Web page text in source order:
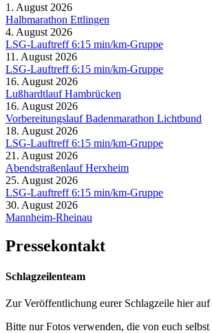
1. August 2026
Halbmarathon Ettlingen
4. August 2026
LSG-Lauftreff 6:15 min/km-Gruppe
11. August 2026
LSG-Lauftreff 6:15 min/km-Gruppe
16. August 2026
Lußhardtlauf Hambrücken
16. August 2026
Vorbereitungslauf Badenmarathon Lichtbund
18. August 2026
LSG-Lauftreff 6:15 min/km-Gruppe
21. August 2026
Abendstraßenlauf Herxheim
25. August 2026
LSG-Lauftreff 6:15 min/km-Gruppe
30. August 2026
Mannheim-Rheinau
Pressekontakt
Schlagzeilenteam
Zur Veröffentlichung eurer Schlagzeile hier
Bitte nur Fotos verwenden, die von euch